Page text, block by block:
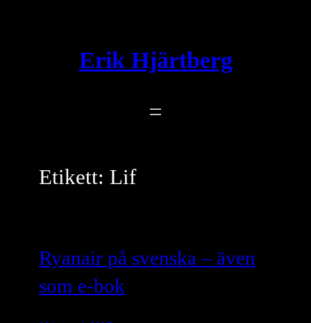
Erik Hjärtberg
Etikett: Lif
Ryanair på svenska – även
som e-bok